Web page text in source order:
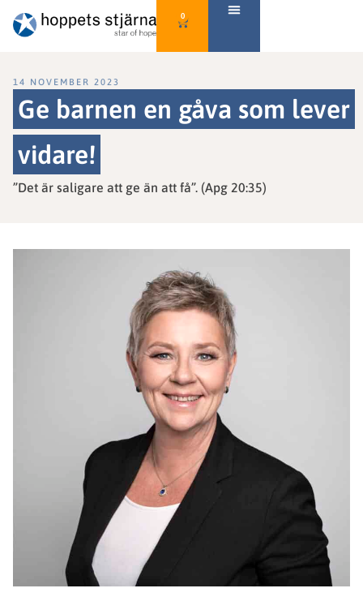
0
14 NOVEMBER 2023
Ge barnen en gåva som lever
vidare!
”Det är saligare att ge än att få”. (Apg 20:35)